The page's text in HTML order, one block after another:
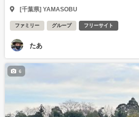
[千葉県] YAMASOBU
ファミリー グループ フリーサイト
たあ
6